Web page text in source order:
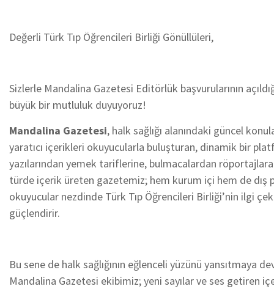
Değerli Türk Tıp Öğrencileri Birliği Gönüllüleri,
Sizlerle Mandalina Gazetesi Editörlük başvurularının
büyük bir mutluluk duyuyoruz!
Mandalina Gazetesi, halk sağlığı alanındaki güncel
yaratıcı içerikleri okuyucularla buluşturan, dinamik bir
yazılarından yemek tariflerine, bulmacalardan
türde içerik üreten gazetemiz; hem kurum içi hem de dış
okuyucular nezdinde Türk Tıp Öğrencileri Birliği’nin ilgi
güçlendirir.
Bu sene de halk sağlığının eğlenceli yüzünü yansıtmaya
Mandalina Gazetesi ekibimiz; yeni sayılar ve ses getiren